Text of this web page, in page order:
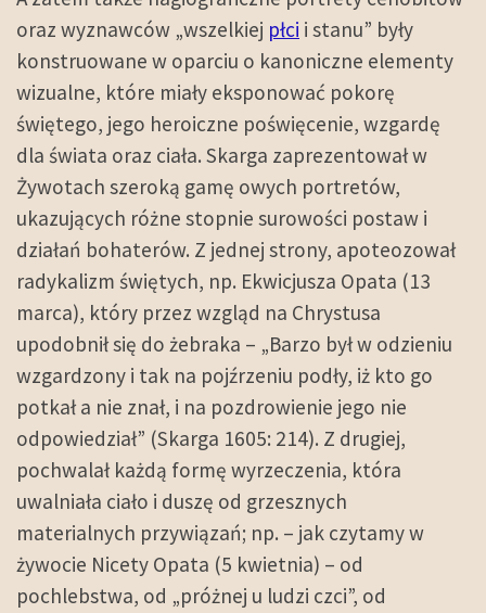
oraz wyznawców „wszelkiej płci i stanu” były
konstruowane w oparciu o kanoniczne elementy
wizualne, które miały eksponować pokorę
świętego, jego heroiczne poświęcenie, wzgardę
dla świata oraz ciała. Skarga zaprezentował w
Żywotach szeroką gamę owych portretów,
ukazujących różne stopnie surowości postaw i
działań bohaterów. Z jednej strony, apoteozował
radykalizm świętych, np. Ekwicjusza Opata (13
marca), który przez wzgląd na Chrystusa
upodobnił się do żebraka – „Barzo był w odzieniu
wzgardzony i tak na pojźrzeniu podły, iż kto go
potkał a nie znał, i na pozdrowienie jego nie
odpowiedział” (Skarga 1605: 214). Z drugiej,
pochwalał każdą formę wyrzeczenia, która
uwalniała ciało i duszę od grzesznych
materialnych przywiązań; np. – jak czytamy w
żywocie Nicety Opata (5 kwietnia) – od
pochlebstwa, od „próżnej u ludzi czci”, od